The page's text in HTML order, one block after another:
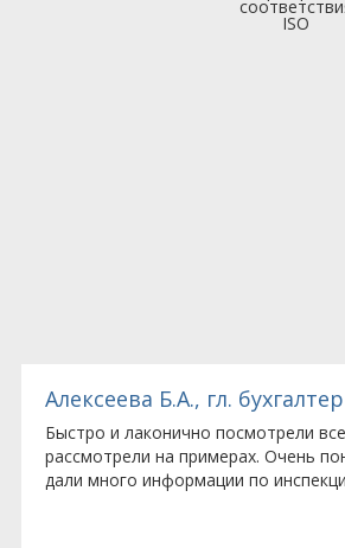
ISO
завод»
Чабанюк А.В., бухгалтер
Все подробно излагалось,
понятные ответы на вопросы.
комментариями.